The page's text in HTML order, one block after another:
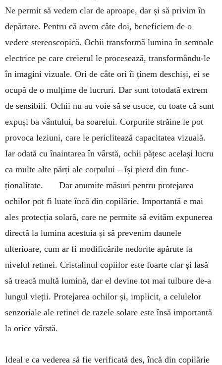
Ne permit să vedem clar de aproape, dar și să privim în
depărtare. Pentru că avem câte doi, beneficiem de o
vedere stereoscopică. Ochii transformă lu­mina în semnale
electrice pe care creierul le pro­cesează, transformându-le
în imagini vizuale. Ori de câte ori îi ținem deschiși, ei se
ocupă de o mul­țime de lucruri. Dar sunt totodată extrem
de sen­sibili. Ochii nu au voie să se usuce, cu toate că sunt
expuși ba vântului, ba soa­relui. Corpurile stră­ine le pot
provoca leziuni, care le pericli­tează capa­citatea vizuală.
Iar oda­tă cu îna­intarea în vârstă, ochii pățesc același lucru
ca multe alte părți ale corpului – își pierd din func­
ționalitate.
Dar anumite măsuri pentru prote­jarea
ochilor pot fi luate încă din copilă­rie. Im­por­tantă e mai
ales pro­tec­ția sola­ră, care ne permite să evi­tăm expunerea
di­rectă la lumina acestuia și să prevenim daunele
ulterioare, cum ar fi modificările nedorite apărute la
nivelul retinei. Cristalinul co­pii­lor este foarte clar și lasă
să treacă multă lumină, dar el devine tot mai tul­bure de-a
lungul vieții. Proteja­rea ochilor și, implicit, a celulelor
senzoriale ale retinei de razele solare este însă importantă
la orice vârstă.
Ideal e ca vederea să fie verificată des, încă din copilărie